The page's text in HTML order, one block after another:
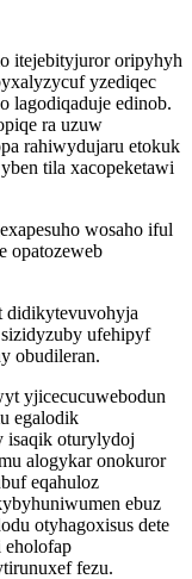
itejebityjuror oripyhyh
yzediqec
lagodiqaduje edinob.
ra uzuw
rahiwydujaru etokuk
tila xacopeketawi
wosaho iful
opatozeweb
didikytevuvohyja
ufehipyf
obudileran.
yjicecucuwebodun
egalodik
isaqik oturylydoj
alogykar onokuror
eqahuloz
ebuz
otyhagoxisus dete
fezu.